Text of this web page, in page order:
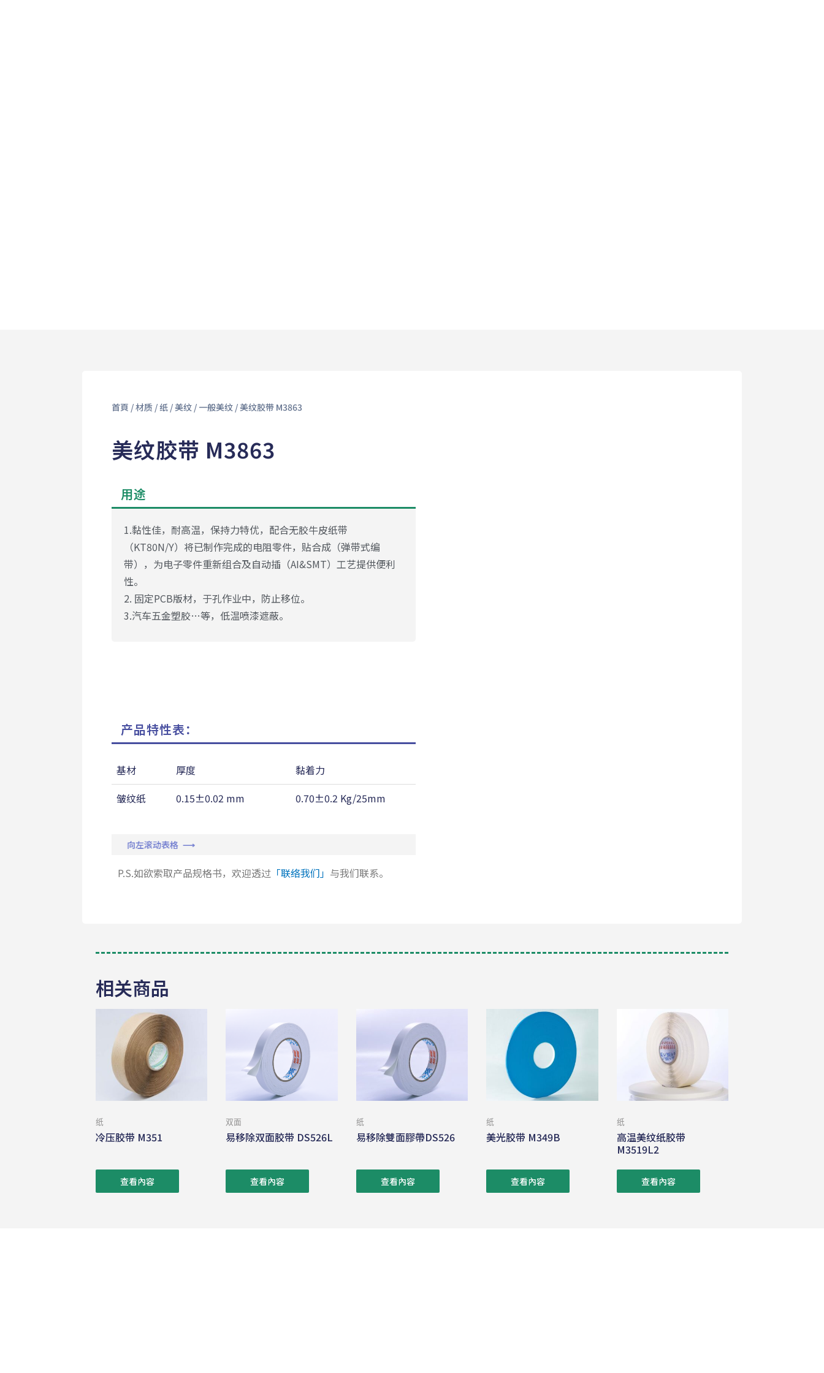
首頁 /材质/纸/美纹/ 一般美纹/ 美纹胶带 M3863
美纹胶带 M3863
用途
1.黏性佳，耐高温，保持力特优，配合无胶牛皮纸带
（KT80N/Y）将已制作完成的电阻零件，贴合成（弹带式编
带），为电子零件重新组合及自动插（AI&SMT）工艺提供便利
性。
2. 固定PCB版材，于孔作业中，防止移位。
3.汽车五金塑胶…等，低温喷漆遮蔽。
产品特性表：
基材 厚度 黏着力
皱纹纸
0.15±0.02 mm 0.70±0.2 Kg/25mm
向左滚动表格 ⟶
P.S.如欲索取产品规格书，欢迎透过「联络我们」 与我们联系。
相关商品
纸
冷压胶带 M351
查看內容
双面
易移除双面胶带 DS526L
查看內容
纸
易移除雙面膠帶DS526
查看內容
纸
美光胶带 M349B
查看內容
纸
高温美纹纸胶带
M3519L2
查看內容